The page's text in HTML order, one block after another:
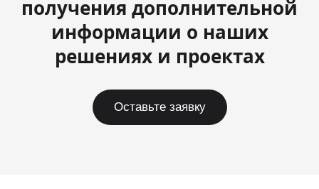
получения дополнительной
информации о наших
решениях и проектах
Оставьте заявку